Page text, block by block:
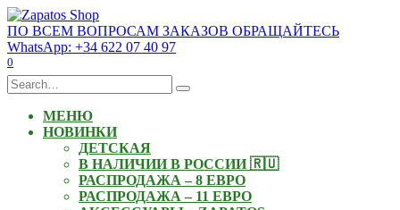
Skip
to
content
ПО ВСЕМ ВОПРОСАМ ЗАКАЗОВ ОБРАЩАЙТЕСЬ
WhatsApp: +34 622 07 40 97
0
Search
for:
МЕНЮ
НОВИНКИ
ДЕТСКАЯ
В НАЛИЧИИ В РОССИИ 🇷🇺
РАСПРОДАЖА – 8 ЕВРО
РАСПРОДАЖА – 11 ЕВРО